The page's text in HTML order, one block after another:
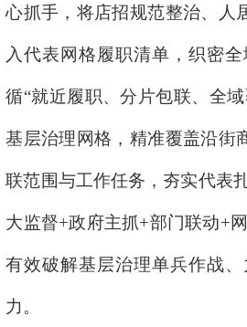
心抓手，将店招规范整治、人
入代表网格履职清单，织密
循“就近履职、分片包联、全
基层治理网格，精准覆盖沿街
联范围与工作任务，夯实代表
大监督+政府主抓+部门联动+
有效破解基层治理单兵作战
力。